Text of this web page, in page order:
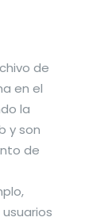
de
en el
la
y son
de